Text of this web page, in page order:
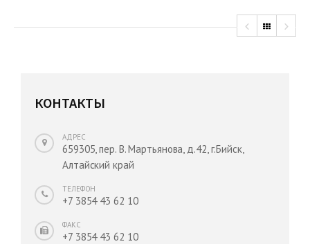
КОНТАКТЫ
АДРЕС
659305, пер. В. Мартьянова, д.42, г.Бийск,
Алтайский край
ТЕЛЕФОН
+7 3854 43 62 10
ФАКС
+7 3854 43 62 10